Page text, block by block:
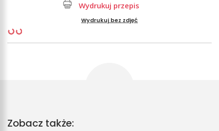
Wydrukuj przepis
Wydrukuj bez zdjęć
Zobacz także: